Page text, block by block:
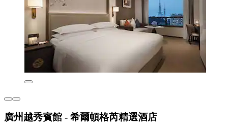
廣州越秀賓館 - 希爾頓格芮精選酒店